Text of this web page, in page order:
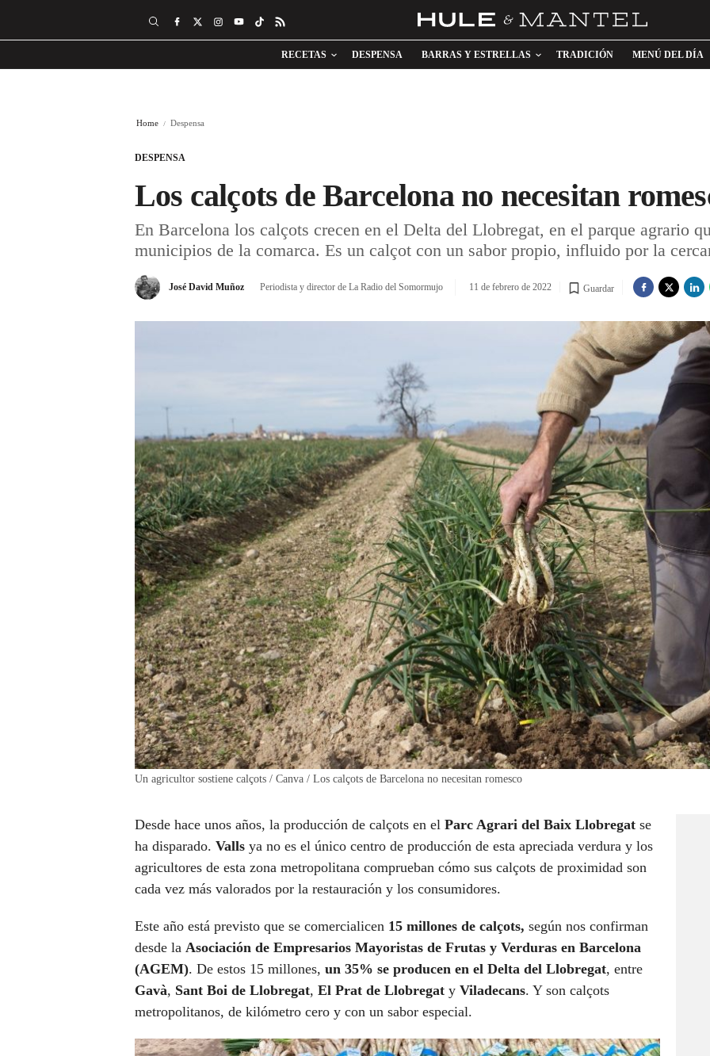
RECETAS DESPENSA BARRAS Y ESTRELLAS TRADICIÓN MENÚ DEL DÍA
Home Despensa
DESPENSA
Los calçots de Barcelona no necesitan
En Barcelona los calçots crecen en el Delta del Llobregat, en el parque agrario
municipios de la comarca. Es un calçot con un sabor propio, influido por la
José David Muñoz Periodista y director de La Radio del Somormujo 11 de febrero de 2022 Guardar
Un agricultor sostiene calçots / Canva / Los calçots de Barcelona no necesitan romesco
Desde hace unos años, la producción de calçots en el Parc Agrari del Baix Llobregat se
ha disparado. Valls ya no es el único centro de producción de esta apreciada verdura y los
agricultores de esta zona metropolitana comprueban cómo sus calçots de proximidad son
cada vez más valorados por la restauración y los consumidores.
Este año está previsto que se comercialicen 15 millones de calçots, según nos confirman
desde la Asociación de Empresarios Mayoristas de Frutas y Verduras en Barcelona
(AGEM). De estos 15 millones, un 35% se producen en el Delta del Llobregat, entre
Gavà, Sant Boi de Llobregat, El Prat de Llobregat y Viladecans. Y son calçots
metropolitanos, de kilómetro cero y con un sabor especial.